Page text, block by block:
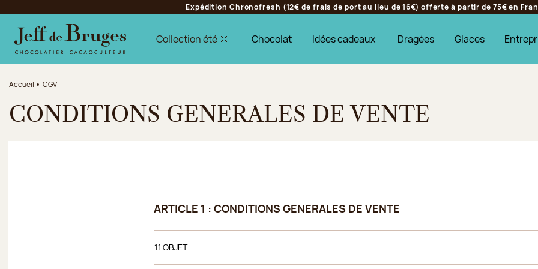
Aller au contenu principal
Aller au pied de page
Expédition Chronofresh (12€ de frais de port au lieu de 16€) offerte à partir de 75€ en
Collection été 🌞 Chocolat Idées cadeaux Dragées Glaces
Accueil CGV
CONDITIONS GENERALES DE VENTE
ARTICLE 1 : CONDITIONS GENERALES DE VENTE
1.1 OBJET